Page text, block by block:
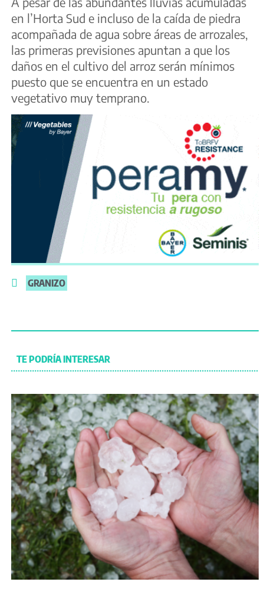
en l’Horta Sud e incluso de la caída de piedra
acompañada de agua sobre áreas de arrozales,
las primeras previsiones apuntan a que los
daños en el cultivo del arroz serán mínimos
puesto que se encuentra en un estado
vegetativo muy temprano.
GRANIZO
TE PODRÍA INTERESAR